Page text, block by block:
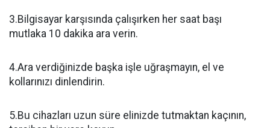
3.Bilgisayar karşısında çalışırken her saat başı
mutlaka 10 dakika ara verin.
4.Ara verdiğinizde başka işle uğraşmayın, el ve
kollarınızı dinlendirin.
5.Bu cihazları uzun süre elinizde tutmaktan kaçının,